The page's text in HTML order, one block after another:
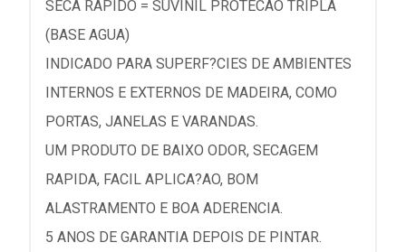
SECA RAPIDO = SUVINIL PROTECAO TRIPLA
(BASE AGUA)
INDICADO PARA SUPERF?CIES DE AMBIENTES
INTERNOS E EXTERNOS DE MADEIRA, COMO
PORTAS, JANELAS E VARANDAS.
UM PRODUTO DE BAIXO ODOR, SECAGEM
RAPIDA, FACIL APLICA?AO, BOM
ALASTRAMENTO E BOA ADERENCIA.
5 ANOS DE GARANTIA DEPOIS DE PINTAR.